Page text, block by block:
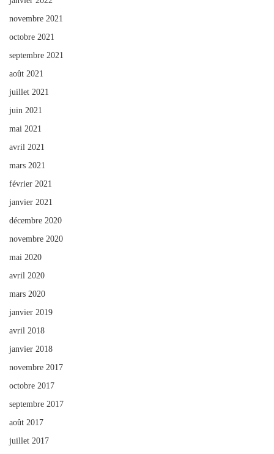
novembre 2021
octobre 2021
septembre 2021
août 2021
juillet 2021
juin 2021
mai 2021
avril 2021
mars 2021
février 2021
janvier 2021
décembre 2020
novembre 2020
mai 2020
avril 2020
mars 2020
janvier 2019
avril 2018
janvier 2018
novembre 2017
octobre 2017
septembre 2017
août 2017
juillet 2017